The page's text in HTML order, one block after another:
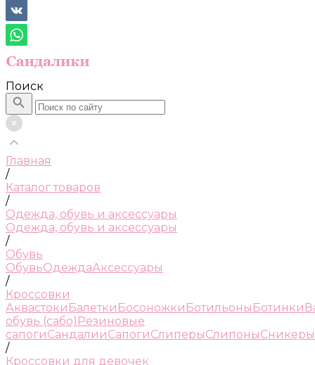
Поиск
Главная
/
Каталог товаров
/
Одежда, обувь и аксессуары
Одежда, обувь и аксессуары
/
Обувь
ОбувьОдеждаАксессуары
/
Кроссовки
Аквастоки Балетки Босоножки Ботильоны Ботинки
обувь (сабо) Резиновые
сапогиСандалииСапогиСлиперыСлипоныСникеры
/
Кроссовки для девочек